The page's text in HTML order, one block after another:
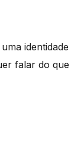
identidade
falar do que